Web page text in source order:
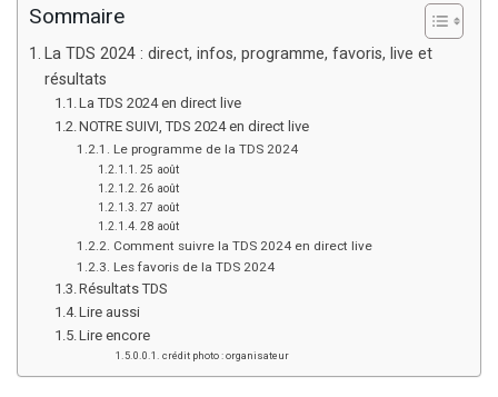
Sommaire
La TDS 2024 : direct, infos, programme, favoris, live et
résultats
La TDS 2024 en direct live
NOTRE SUIVI, TDS 2024 en direct live
Le programme de la TDS 2024
25 août
26 août
27 août
28 août
Comment suivre la TDS 2024 en direct live
Les favoris de la TDS 2024
Résultats TDS
Lire aussi
Lire encore
crédit photo : organisateur